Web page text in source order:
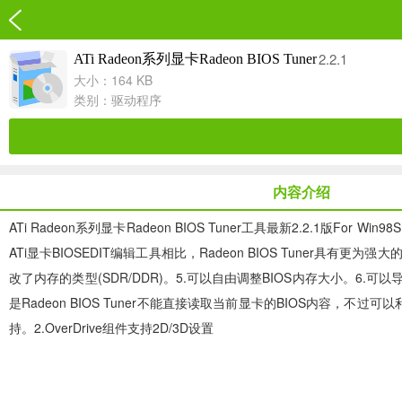
ATi Radeon系列显卡Radeon BIOS Tuner2.2.1
大小：164 KB
类别： 驱动程序
内容介绍
ATi Radeon系列显卡Radeon BIOS Tuner工具最新2.2.1版For
ATi显卡BIOSEDIT编辑工具相比，Radeon BIOS Tuner具有更为强
改了内存的类型(SDR/DDR)。5.可以自由调整BIOS内存大小。6.可
是Radeon BIOS Tuner不能直接读取当前显卡的BIOS内容，不过可
持。2.OverDrive组件支持2D/3D设置